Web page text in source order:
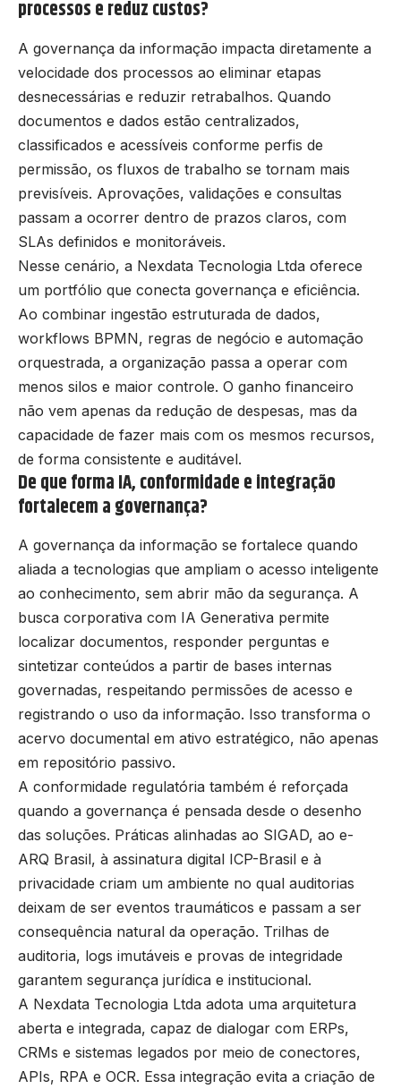
processos e reduz custos?
A governança da informação impacta diretamente a
velocidade dos processos ao eliminar etapas
desnecessárias e reduzir retrabalhos. Quando
documentos e dados estão centralizados,
classificados e acessíveis conforme perfis de
permissão, os fluxos de trabalho se tornam mais
previsíveis. Aprovações, validações e consultas
passam a ocorrer dentro de prazos claros, com
SLAs definidos e monitoráveis.
Nesse cenário, a Nexdata Tecnologia Ltda oferece
um portfólio que conecta governança e eficiência.
Ao combinar ingestão estruturada de dados,
workflows BPMN, regras de negócio e automação
orquestrada, a organização passa a operar com
menos silos e maior controle. O ganho financeiro
não vem apenas da redução de despesas, mas da
capacidade de fazer mais com os mesmos recursos,
de forma consistente e auditável.
De que forma IA, conformidade e integração
fortalecem a governança?
A governança da informação se fortalece quando
aliada a tecnologias que ampliam o acesso inteligente
ao conhecimento, sem abrir mão da segurança. A
busca corporativa com IA Generativa permite
localizar documentos, responder perguntas e
sintetizar conteúdos a partir de bases internas
governadas, respeitando permissões de acesso e
registrando o uso da informação. Isso transforma o
acervo documental em ativo estratégico, não apenas
em repositório passivo.
A conformidade regulatória também é reforçada
quando a governança é pensada desde o desenho
das soluções. Práticas alinhadas ao SIGAD, ao e-
ARQ Brasil, à assinatura digital ICP-Brasil e à
privacidade criam um ambiente no qual auditorias
deixam de ser eventos traumáticos e passam a ser
consequência natural da operação. Trilhas de
auditoria, logs imutáveis e provas de integridade
garantem segurança jurídica e institucional.
A Nexdata Tecnologia Ltda adota uma arquitetura
aberta e integrada, capaz de dialogar com ERPs,
CRMs e sistemas legados por meio de conectores,
APIs, RPA e OCR. Essa integração evita a criação de